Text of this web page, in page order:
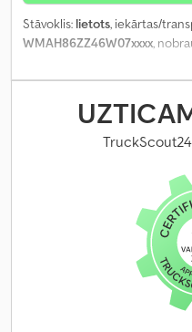
Stāvoklis: lietots, iekārtas/
WMAH86ZZ46W07xxxx,